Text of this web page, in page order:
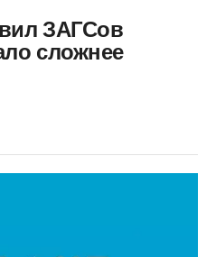
ЗАГСов
сложнее